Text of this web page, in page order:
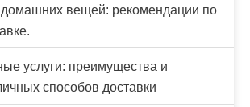
домашних вещей: рекомендации по
услуги: преимущества и
способов доставки